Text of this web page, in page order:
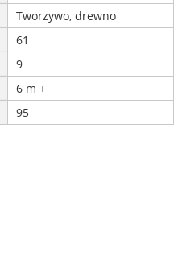
Tworzywo, drewno
61
9
6 m +
95